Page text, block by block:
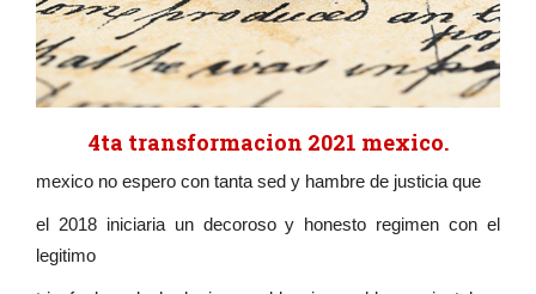
4ta transformacion 2021 mexico.
mexico no espero con tanta sed y hambre de justicia que
el 2018 iniciaria un decoroso y honesto regimen con el
legitimo